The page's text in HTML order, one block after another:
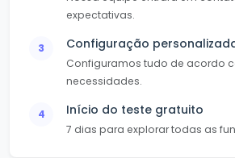
expectativas.
3 Configuração
Configuramos tudo de acordo
necessidades.
4 Início do teste gratuito
7 dias para explorar todas as